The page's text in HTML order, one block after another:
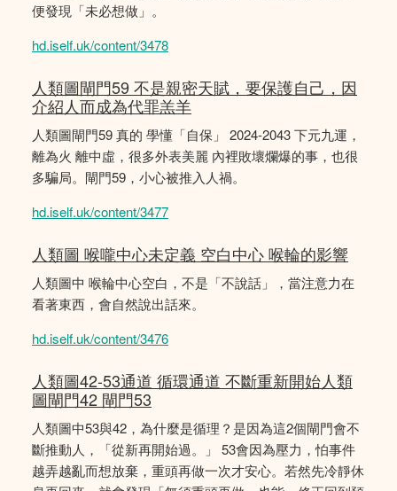
便發現「未必想做」。
hd.iself.uk/content/3478
人類圖閘門59 不是親密天賦，要保護自己，因
介紹人而成為代罪羔羊
人類圖閘門59 真的 學懂「自保」 2024-2043 下元九運，
離為火 離中虛，很多外表美麗 內裡敗壞爛爆的事，也很
多騙局。閘門59，小心被推入人禍。
hd.iself.uk/content/3477
人類圖 喉嚨中心未定義 空白中心 喉輪的影響
人類圖中 喉輪中心空白，不是「不說話」，當注意力在
看著東西，會自然說出話來。
hd.iself.uk/content/3476
人類圖42-53通道 循環通道 不斷重新開始人類
圖閘門42 閘門53
人類圖中53與42，為什麼是循理？是因為這2個閘門會不
斷推動人，「從新再開始過。」 53會因為壓力，怕事件
越弄越亂而想放棄，重頭再做一次才安心。若然先冷靜休